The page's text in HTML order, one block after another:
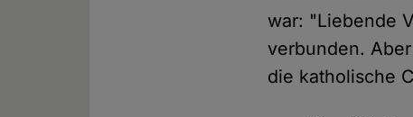
war: "Liebende
verbunden.
die katholische